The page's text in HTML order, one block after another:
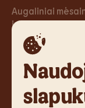
Augaliniai
ir tortilijos
Desertai
Karjera
Karjera